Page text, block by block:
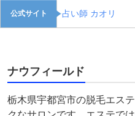
公式サイト 占い師 カオリ
ナウフィールド
栃木県宇都宮市の脱毛エス